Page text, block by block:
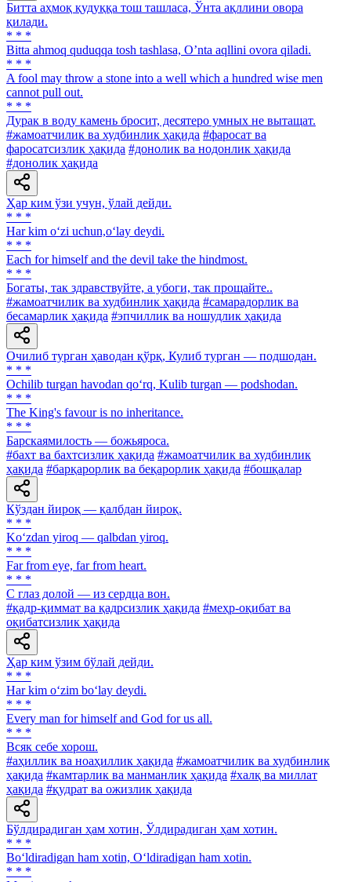
Битта аҳмоқ қудуққа тош ташласа, Ўнта ақллини овора
қилади.
* * *
Bitta ahmoq quduqqa tosh tashlasa, Oʼnta aqllini ovora qiladi.
* * *
A fool may throw a stone into a well which a hundred wise men
cannot pull out.
* * *
Дурак в воду камень бросит, десятеро умных не вытащат.
#жамоатчилик ва худбинлик ҳақида #фаросат ва
фаросатсизлик ҳақида #донолик ва нодонлик ҳақида
#донолик ҳақида
Ҳар ким ўзи учун, ўлай дейди.
* * *
Har kim o‘zi uchun,o‘lay deydi.
* * *
Each for himself and the devil take the hindmost.
* * *
Богаты, так здравствуйте, а убоги, так прощайте..
#жамоатчилик ва худбинлик ҳақида #самарадорлик ва
бесамарлик ҳақида #эпчиллик ва ношудлик ҳақида
Очилиб турган ҳаводан қўрқ, Кулиб турган — подшодан.
* * *
Ochilib turgan havodan qo‘rq, Kulib turgan — podshodan.
* * *
The King's favour is no inheritance.
* * *
Барскаямилость — божьяроса.
#бахт ва бахтсизлик ҳақида #жамоатчилик ва худбинлик
ҳақида #барқарорлик ва беқарорлик ҳақида #бошқалар
Кўздан йироқ — қалбдан йироқ.
* * *
Ko‘zdan yiroq — qalbdan yiroq.
* * *
Far from eye, far from heart.
* * *
С глаз долой — из сердца вон.
#қадр-қиммат ва қадрсизлик ҳақида #меҳр-оқибат ва
оқибатсизлик ҳақида
Ҳар ким ўзим бўлай дейди.
* * *
Har kim o‘zim bo‘lay deydi.
* * *
Every man for himself and God for us all.
* * *
Всяк себе хорош.
#аҳиллик ва ноаҳиллик ҳақида #жамоатчилик ва худбинлик
ҳақида #камтарлик ва манманлик ҳақида #халқ ва миллат
ҳақида #қудрат ва ожизлик ҳақида
Бўлдирадиган ҳам хотин, Ўлдирадиган ҳам хотин.
* * *
Bo‘ldiradigan ham xotin, O‘ldiradigan ham xotin.
* * *